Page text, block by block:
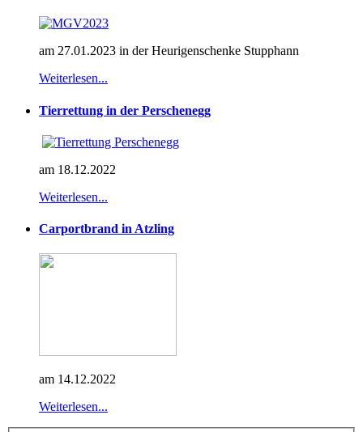
am 27.01.2023 in der Heurigenschenke Stupphann
Weiterlesen...
Tierrettung in der Perschenegg
am 18.12.2022
Weiterlesen...
Carportbrand in Atzling
am 14.12.2022
Weiterlesen...